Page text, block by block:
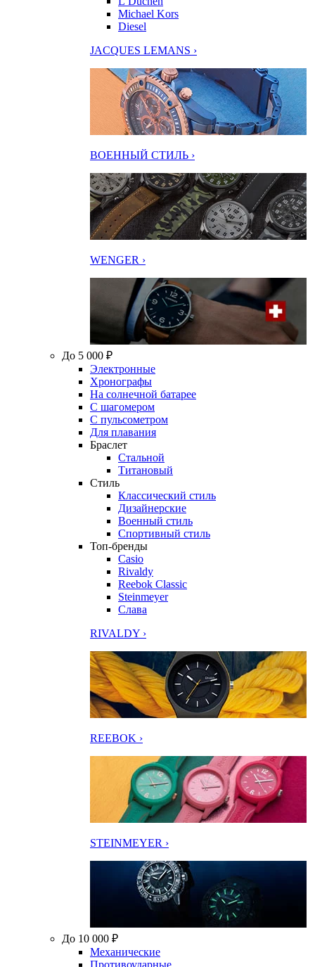
Michael Kors
Diesel
JACQUES LEMANS ›
ВОЕННЫЙ СТИЛЬ ›
WENGER ›
До 5 000 ₽
Электронные
Хронографы
На солнечной батарее
С шагомером
С пульсометром
Для плавания
Браслет
Стальной
Титановый
Стиль
Классический стиль
Дизайнерские
Военный стиль
Спортивный стиль
Топ-бренды
Casio
Rivaldy
Reebok Classic
Steinmeyer
Слава
RIVALDY ›
REEBOK ›
STEINMEYER ›
До 10 000 ₽
Механические
Противоударные